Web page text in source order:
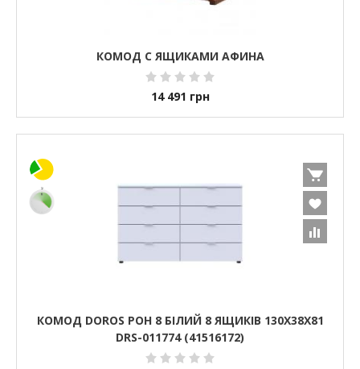
КОМОД С ЯЩИКАМИ АФИНА
14 491 грн
КОМОД DOROS РОН 8 БІЛИЙ 8 ЯЩИКІВ 130Х38Х81
DRS-011774 (41516172)